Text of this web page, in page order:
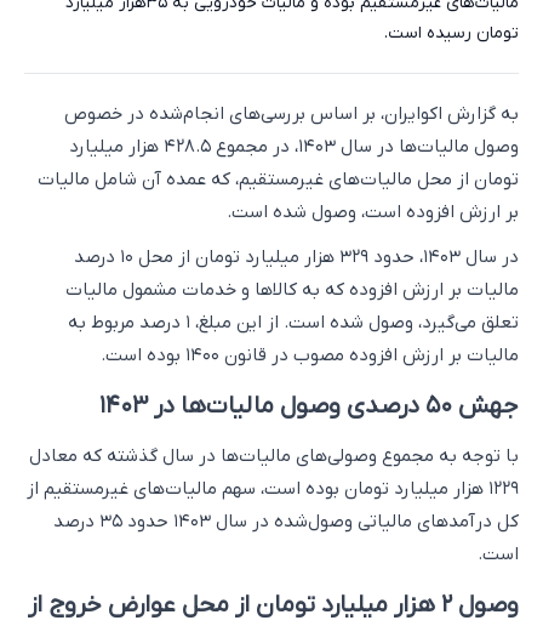
تومان رسیده است.
به گزارش اکوایران،‌ بر اساس بررسی‌های انجام‌شده در خصوص
وصول مالیات‌ها در سال ۱۴۰۳، در مجموع ۴۲۸.۵ هزار میلیارد
تومان از محل مالیات‌های غیرمستقیم، که عمده آن شامل مالیات
بر ارزش افزوده است، وصول شده است.
در سال ۱۴۰۳، حدود ۳۲۹ هزار میلیارد تومان از محل ۱۰ درصد
مالیات بر ارزش افزوده که به کالاها و خدمات مشمول مالیات
تعلق می‌گیرد، وصول شده است. از این مبلغ، ۱ درصد مربوط به
مالیات بر ارزش افزوده مصوب در قانون ۱۴۰۰ بوده است.
جهش ۵۰ درصدی وصول مالیات‌ها در ۱۴۰۳
با توجه به مجموع وصولی‌های مالیات‌ها در سال گذشته که معادل
۱۲۲۹ هزار میلیارد تومان بوده است، سهم مالیات‌های غیرمستقیم از
کل درآمدهای مالیاتی وصول‌شده در سال ۱۴۰۳ حدود ۳۵ درصد
است.
وصول ۲ هزار میلیارد تومان از محل عوارض خروج از